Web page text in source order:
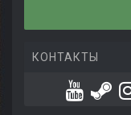
КОНТАКТЫ